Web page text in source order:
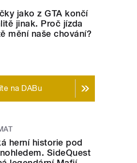
jako z GTA končí
jinak. Proč jízda
mění naše chování?
na DABu
herní historie pod
SideQuest